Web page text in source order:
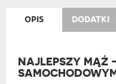
OPIS DODATKI
NAJLEPSZY MĄŻ